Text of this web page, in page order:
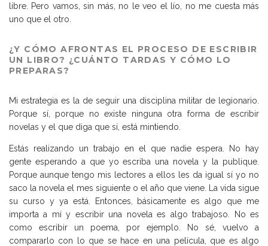
libre. Pero vamos, sin más, no le veo el lío, no me cuesta más
uno que el otro.
¿Y CÓMO AFRONTAS EL PROCESO DE ESCRIBIR
UN LIBRO? ¿CUÁNTO TARDAS Y CÓMO LO
PREPARAS?
Mi estrategia es la de seguir una disciplina militar de legionario.
Porque sí, porque no existe ninguna otra forma de escribir
novelas y el que diga que sí, está mintiendo.
Estás realizando un trabajo en el que nadie espera. No hay
gente esperando a que yo escriba una novela y la publique.
Porque aunque tengo mis lectores a ellos les da igual sí yo no
saco la novela el mes siguiente o el año que viene. La vida sigue
su curso y ya está. Entonces, básicamente es algo que me
importa a mí y escribir una novela es algo trabajoso. No es
como escribir un poema, por ejemplo. No sé, vuelvo a
compararlo con lo que se hace en una película, que es algo